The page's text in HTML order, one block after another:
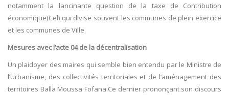
notamment la lancinante question de la taxe de Contribution
économique(Cel) qui divise souvent les communes de plein exercice
et les communes de Ville.
Mesures avec l’acte 04 de la décentralisation
Un plaidoyer des maires qui semble bien entendu par le Ministre de
l’Urbanisme, des collectivités territoriales et de l’aménagement des
territoires Balla Moussa Fofana.Ce dernier prononçant son discours